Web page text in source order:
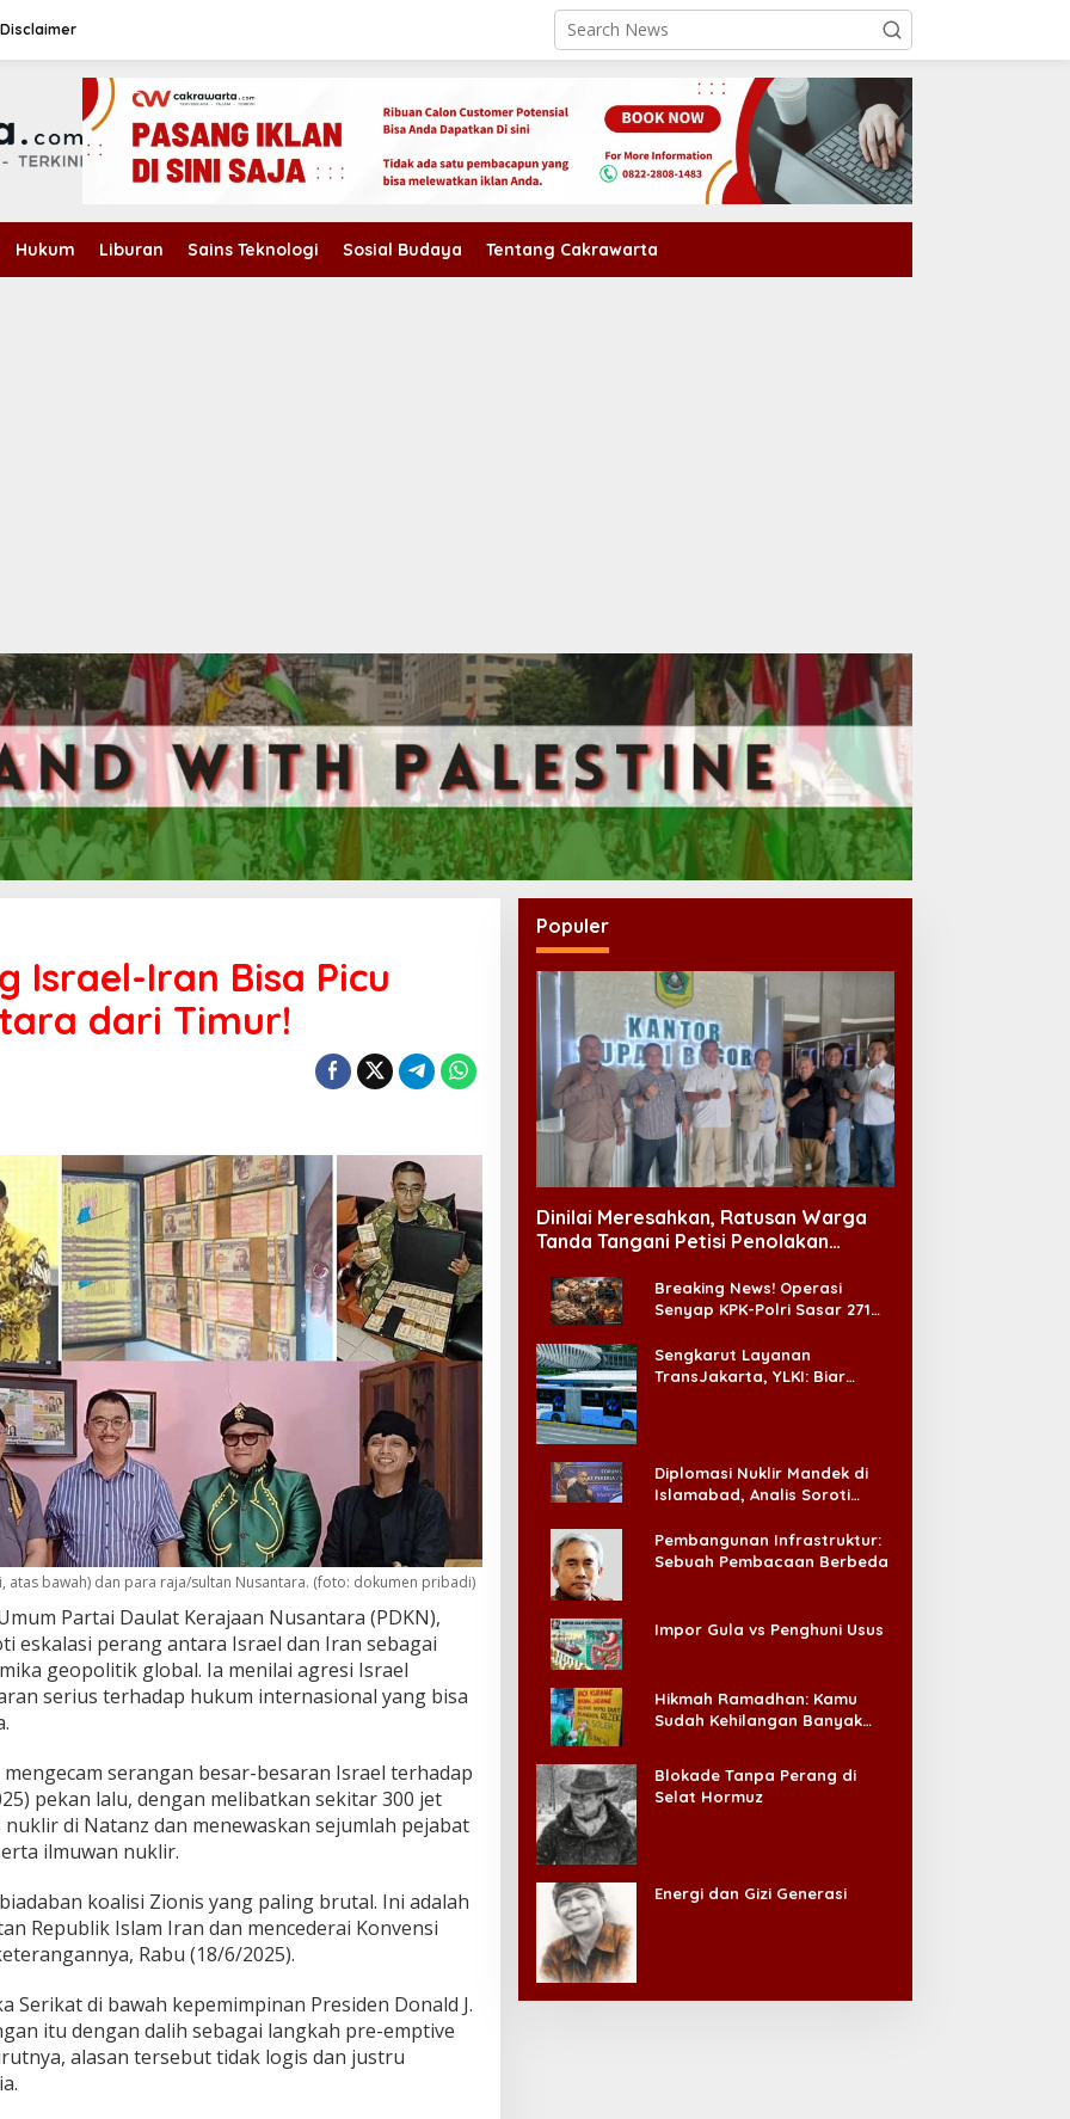
Disclaimer
Hukum Liburan Sains Teknologi Sosial Budaya Tentang Cakrawarta
Israel-Iran Bisa Picu
dari Timur!
atas bawah) dan para raja/sultan Nusantara. (foto: dokumen pribadi)
Partai Daulat Kerajaan Nusantara (PDKN),
eskalasi perang antara Israel dan Iran sebagai
geopolitik global. Ia menilai agresi Israel
serius terhadap hukum internasional yang bisa
serangan besar-besaran Israel terhadap
pekan lalu, dengan melibatkan sekitar 300 jet
di Natanz dan menewaskan sejumlah pejabat
ilmuwan nuklir.
koalisi Zionis yang paling brutal. Ini adalah
Republik Islam Iran dan mencederai Konvensi
Rabu (18/6/2025).
Serikat di bawah kepemimpinan Presiden Donald J.
itu dengan dalih sebagai langkah pre-emptive
alasan tersebut tidak logis dan justru
Populer
Dinilai Meresahkan, Ratusan Warga
Tanda Tangani Petisi Penolakan
Breaking News! Operasi
Senyap KPK-Polri Sasar 271
Ada ‘Badai Pemeriksaan’
Sengkarut Layanan
TransJakarta, YLKI: Biar
Diplomasi Nuklir Mandek di
Islamabad, Analis Soroti
Pembangunan Infrastruktur:
Sebuah Pembacaan Berbeda
Impor Gula vs Penghuni Usus
Hikmah Ramadhan: Kamu
Sudah Kehilangan Banyak
Blokade Tanpa Perang di
Selat Hormuz
Energi dan Gizi Generasi